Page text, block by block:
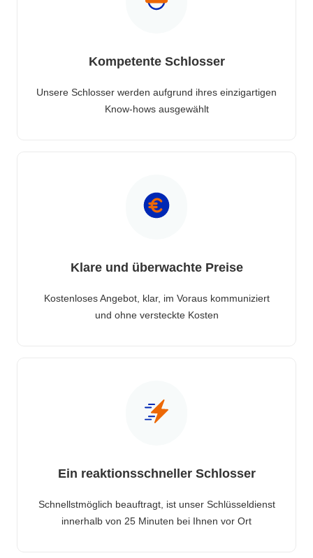
Kompetente Schlosser
Unsere Schlosser werden aufgrund ihres einzigartigen
Know-hows ausgewählt
Klare und überwachte Preise
Kostenloses Angebot, klar, im Voraus kommuniziert
und ohne versteckte Kosten
Ein reaktionsschneller Schlosser
Schnellstmöglich beauftragt, ist unser Schlüsseldienst
innerhalb von 25 Minuten bei Ihnen vor Ort